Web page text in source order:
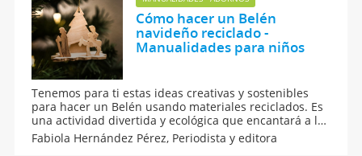
Cómo hacer un Belén
navideño reciclado -
Manualidades para niños
Tenemos para ti estas ideas creativas y sostenibles
para hacer un Belén usando materiales reciclados. Es
una actividad divertida y ecológica que encantará a los
más pequeños mientras aprenden a cuidar el planeta,
sigue leyendo y descubre cómo hacer un Belén
Fabiola Hernández Pérez, Periodista y editora